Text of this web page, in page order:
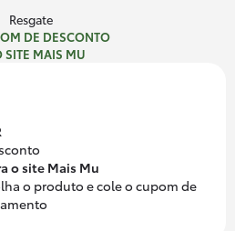
Resgate
DE DESCONTO
SITE MAIS MU
o site Mais Mu
o produto e cole o cupom de